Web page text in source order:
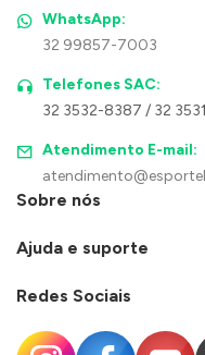
WhatsApp:
32 99857-7003
Telefones SAC:
32 3532-8387 / 32
Atendimento E-mail:
Sobre nós
Ajuda e suporte
Redes Sociais